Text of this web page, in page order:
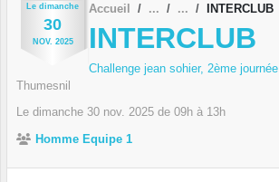
Le dimanche
30
NOV. 2025
Accueil INTERCLUB
INTERCLUB
Challenge jean sohier, 2ème journée
Thumesnil
Le dimanche 30 nov. 2025 de 09h à 13h
Homme Equipe 1